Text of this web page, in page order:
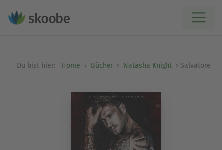
Du bist hier: Home Bücher Natasha Knight Salvatore